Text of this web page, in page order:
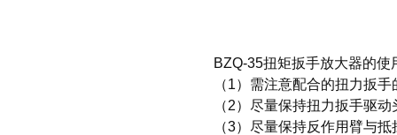
BZQ-35扭矩扳手放大器的使
（1）需注意配合的扭力扳
（2）尽量保持扭力扳手驱
（3）尽量保持反作用臂与